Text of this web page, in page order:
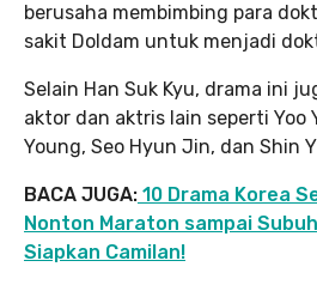
berusaha membimbing para
sakit Doldam untuk menjadi
Selain Han Suk Kyu, drama ini
aktor dan aktris lain seperti Yoo
Young, Seo Hyun Jin, dan Shin
BACA JUGA: 10 Drama Korea
Nonton Maraton sampai
Siapkan Camilan!